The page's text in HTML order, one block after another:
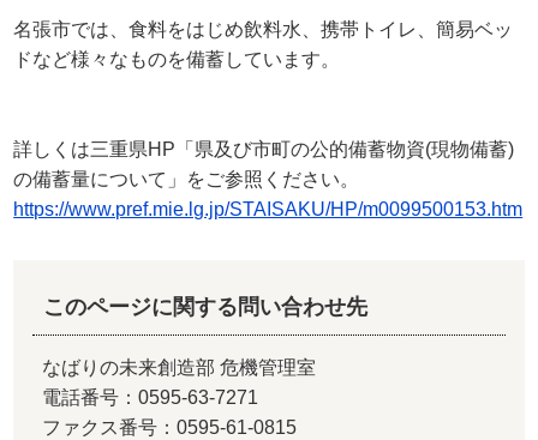
名張市では、食料をはじめ飲料水、携帯トイレ、簡易ベッ
ドなど様々なものを備蓄しています。
詳しくは三重県HP「県及び市町の公的備蓄物資(現物備蓄)
の備蓄量について」をご参照ください。
https://www.pref.mie.lg.jp/STAISAKU/HP/m0099500153.htm
このページに関する問い合わせ先
なばりの未来創造部 危機管理室
電話番号：0595-63-7271
ファクス番号：0595-61-0815